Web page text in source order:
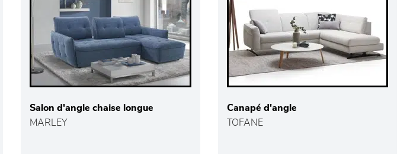
Salon d'angle chaise longue
MARLEY
Canapé d'angle
TOFANE